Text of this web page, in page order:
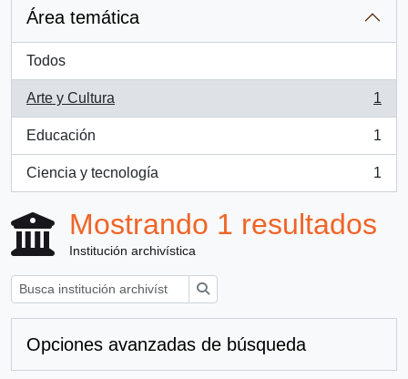
Área temática
Todos
Arte y Cultura
, 1 resultados
1
Educación
, 1 resultados
1
Ciencia y tecnología
, 1 resultados
1
Mostrando 1 resultados
Institución archivística
Opciones avanzadas de búsqueda